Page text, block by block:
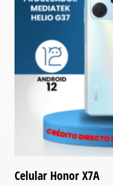
Celular Honor X7A